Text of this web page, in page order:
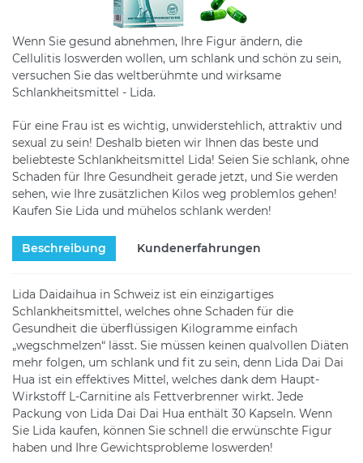
Wenn Sie gesund abnehmen, Ihre Figur ändern, die
Cellulitis loswerden wollen, um schlank und schön zu sein,
versuchen Sie das weltberühmte und wirksame
Schlankheitsmittel - Lida.
Für eine Frau ist es wichtig, unwiderstehlich, attraktiv und
sexual zu sein! Deshalb bieten wir Ihnen das beste und
beliebteste Schlankheitsmittel Lida! Seien Sie schlank, ohne
Schaden für Ihre Gesundheit gerade jetzt, und Sie werden
sehen, wie Ihre zusätzlichen Kilos weg problemlos gehen!
Kaufen Sie Lida und mühelos schlank werden!
Beschreibung Kundenerfahrungen
Lida Daidaihua in Schweiz ist ein einzigartiges
Schlankheitsmittel, welches ohne Schaden für die
Gesundheit die überflüssigen Kilogramme einfach
„wegschmelzen“ lässt. Sie müssen keinen qualvollen Diäten
mehr folgen, um schlank und fit zu sein, denn Lida Dai Dai
Hua ist ein effektives Mittel, welches dank dem Haupt-
Wirkstoff L-Carnitine als Fettverbrenner wirkt. Jede
Packung von Lida Dai Dai Hua enthält 30 Kapseln. Wenn
Sie Lida kaufen, können Sie schnell die erwünschte Figur
haben und Ihre Gewichtsprobleme loswerden!